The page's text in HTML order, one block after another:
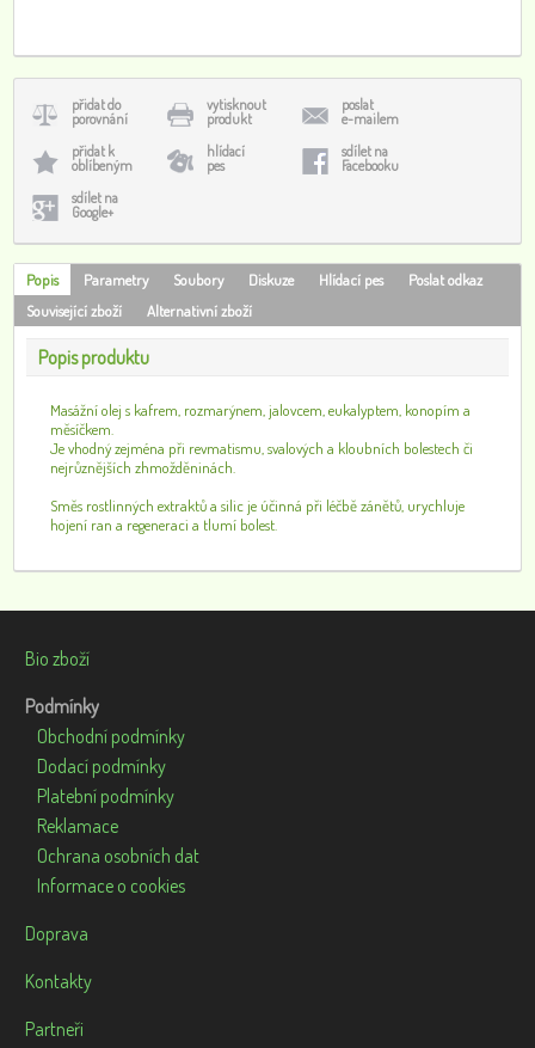
přidat do
porovnání
vytisknout
produkt
poslat
e-mailem
přidat k
oblíbeným
hlídací
pes
sdílet na
Facebooku
sdílet na
Google+
Popis Parametry Soubory Diskuze Hlídací pes
Poslat odkaz
Související zboží
Alternativní zboží
Popis produktu
Masážní olej s kafrem, rozmarýnem, jalovcem, eukalyptem, konopím a
měsíčkem.
Je vhodný zejména při revmatismu, svalových a kloubních bolestech či
nejrůznějších zhmožděninách.
Směs rostlinných extraktů a silic je účinná při léčbě zánětů, urychluje
hojení ran a regeneraci a tlumí bolest.
Bio zboží
Podmínky
Obchodní podmínky
Dodací podmínky
Platební podmínky
Reklamace
Ochrana osobních dat
Informace o cookies
Doprava
Kontakty
Partneři